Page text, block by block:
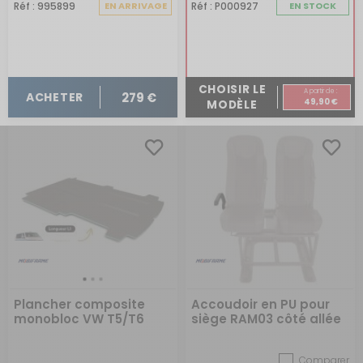
confortable votre siège.
Questions fréquentes sur les sièges et
housses pour véhicules de loisirs
Nos conseillers vous aident à trouver le bon modèle de
Les housses de sièges pour camping-car sont-elles
Toutes les housses de siège ne sont pas universelles. Si
le modèle est universel, la housse convient à une
majorité de sièges de camping-car. Si elle n'est pas
universelle, vous devez choisir le modèle compatible
avec votre véhicule. Dans tous les cas, il est conseillé de
siège.
Les housses de sièges pour camping-car sont-elles
Oui, les housses de sièges améliorent grandement le
confort à bord et surtout pour les longs trajets.
Le choix du tissu détermine la qualité et le confort de
Réf : 995899 EN ARRIVAGE
ACHETER 279 €
Réf : P000927 EN STOCK
CHOISIR LE
MODÈLE
A partir de :
49,90 €
Plancher composite
monobloc VW T5/T6
Accoudoir en PU pour
siège RAM03 côté allée
Comparer